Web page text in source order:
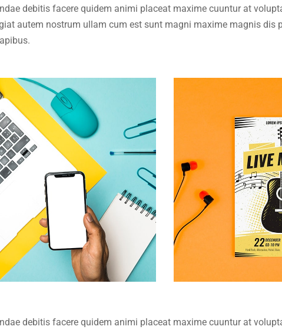
debitis facere quidem animi placeat maxime cuuntur at
autem nostrum ullam cum est sunt magni maxime magnis dis
debitis facere quidem animi placeat maxime cuuntur at